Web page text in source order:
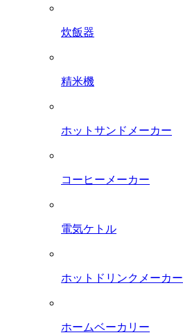
炊飯器
精米機
ホットサンドメーカー
コーヒーメーカー
電気ケトル
ホットドリンクメーカー
ホームベーカリー